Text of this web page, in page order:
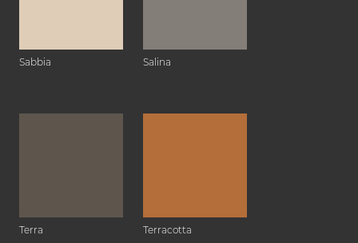
Sabbia Salina
Terra Terracotta